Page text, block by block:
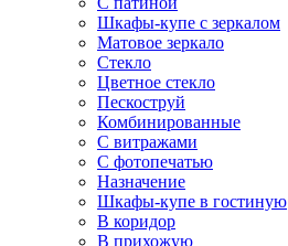
Шкафы-купе с зеркалом
Матовое зеркало
Стекло
Цветное стекло
Пескоструй
Комбинированные
С витражами
С фотопечатью
Назначение
Шкафы-купе в гостиную
В коридор
В прихожую